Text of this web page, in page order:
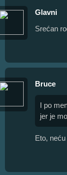
Glavni
Srećan
Bruce
I po
jer je
Eto,